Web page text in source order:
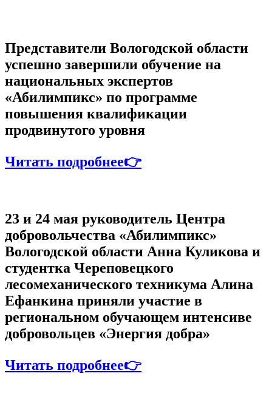
Представители Вологодской области
успешно завершили обучение на
национальных экспертов
«Абилимпикс» по программе
повышения квалификации
продвинутого уровня
Читать подробнее👉
23 и 24 мая руководитель Центра
добровольчества «Абилимпикс»
Вологодской области Анна Куликова и
студентка Череповецкого
лесомеханического техникума Алина
Ефанкина приняли участие в
региональном обучающем интенсиве
добровольцев «Энергия добра»
Читать подробнее👉